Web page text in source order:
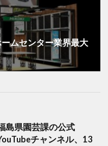
ムセンター業界最大
島県園芸課の公式
チャンネル、13